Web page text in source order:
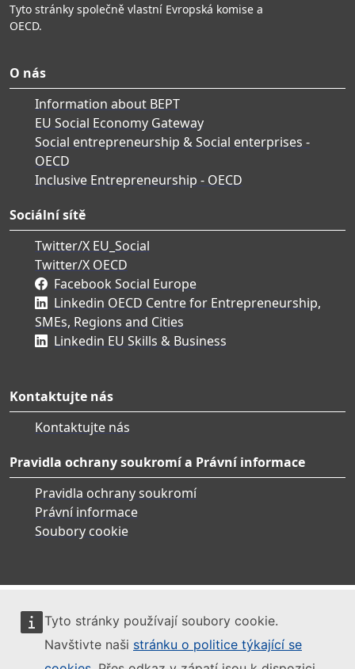
Tyto stránky používají soubory cookie.
Navštivte naši stránku o politice týkající se
Tyto stránky společně vlastní Evropská komise a
OECD.
O nás
Information about BEPT
EU Social Economy Gateway
Social entrepreneurship & Social enterprises -
OECD
Inclusive Entrepreneurship - OECD
Sociální sítě
Twitter/X EU_Social
Twitter/X OECD
Facebook Social Europe
Linkedin OECD Centre for Entrepreneurship,
SMEs, Regions and Cities
Linkedin EU Skills & Business
Kontaktujte nás
Kontaktujte nás
Pravidla ochrany soukromí a Právní informace
Pravidla ochrany soukromí
Právní informace
Soubory cookie